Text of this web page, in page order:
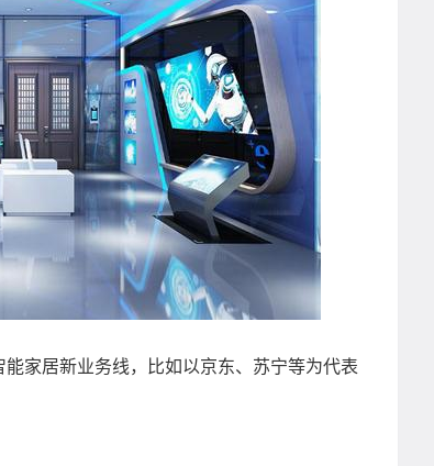
家居新业务线，比如以京东、苏宁等为代表